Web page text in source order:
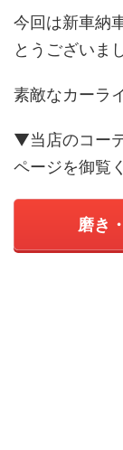
今回は新車納
とうございま
素敵なカーラ
▼当店のコー
ページを御覧
磨き